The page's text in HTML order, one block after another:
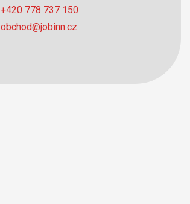
+420 778 737 150
obchod@jobinn.cz